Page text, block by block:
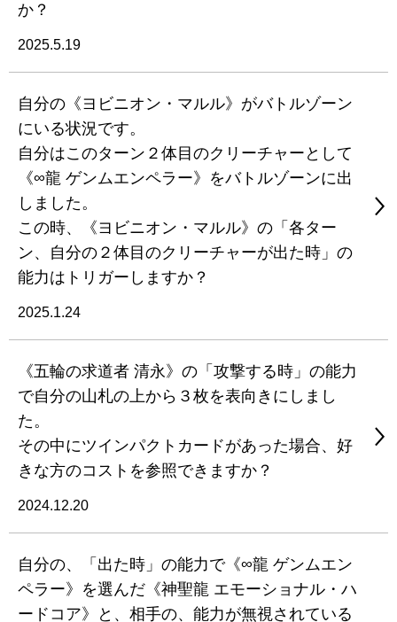
か？
2025.5.19
自分の《ヨビニオン・マルル》がバトルゾーン
にいる状況です。
自分はこのターン２体目のクリーチャーとして
《∞龍 ゲンムエンペラー》をバトルゾーンに出
しました。
この時、《ヨビニオン・マルル》の「各ター
ン、自分の２体目のクリーチャーが出た時」の
能力はトリガーしますか？
2025.1.24
《五輪の求道者 清永》の「攻撃する時」の能力
で自分の山札の上から３枚を表向きにしまし
た。
その中にツインパクトカードがあった場合、好
きな方のコストを参照できますか？
2024.12.20
自分の、「出た時」の能力で《∞龍 ゲンムエン
ペラー》を選んだ《神聖龍 エモーショナル・ハ
ードコア》と、相手の、能力が無視されている